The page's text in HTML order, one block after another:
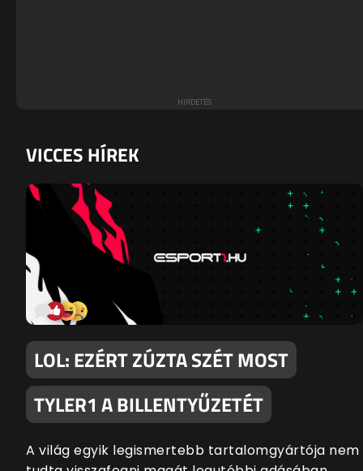
VICCES HÍREK
LOL: EZÉRT ZÚZTA SZÉT MOST
TYLER1 A BILLENTYŰZETÉT
A világ egyik legismertebb tartalomgyártója nem